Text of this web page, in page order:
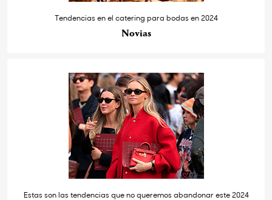
Tendencias en el catering para bodas en 2024
Novias
Estas son las tendencias que no queremos abandonar este 2024